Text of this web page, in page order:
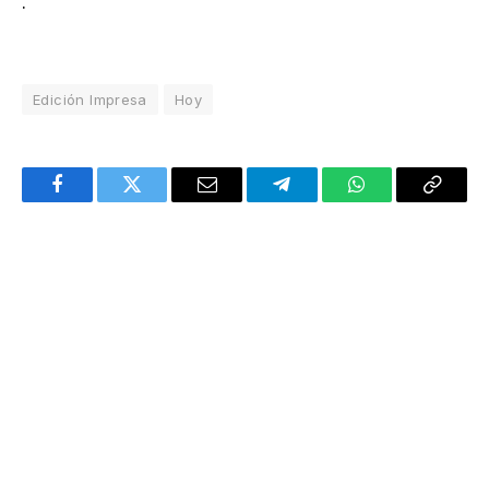
Edición Impresa Hoy
FacebookTwitter Email TelegramWhatsAppCopy